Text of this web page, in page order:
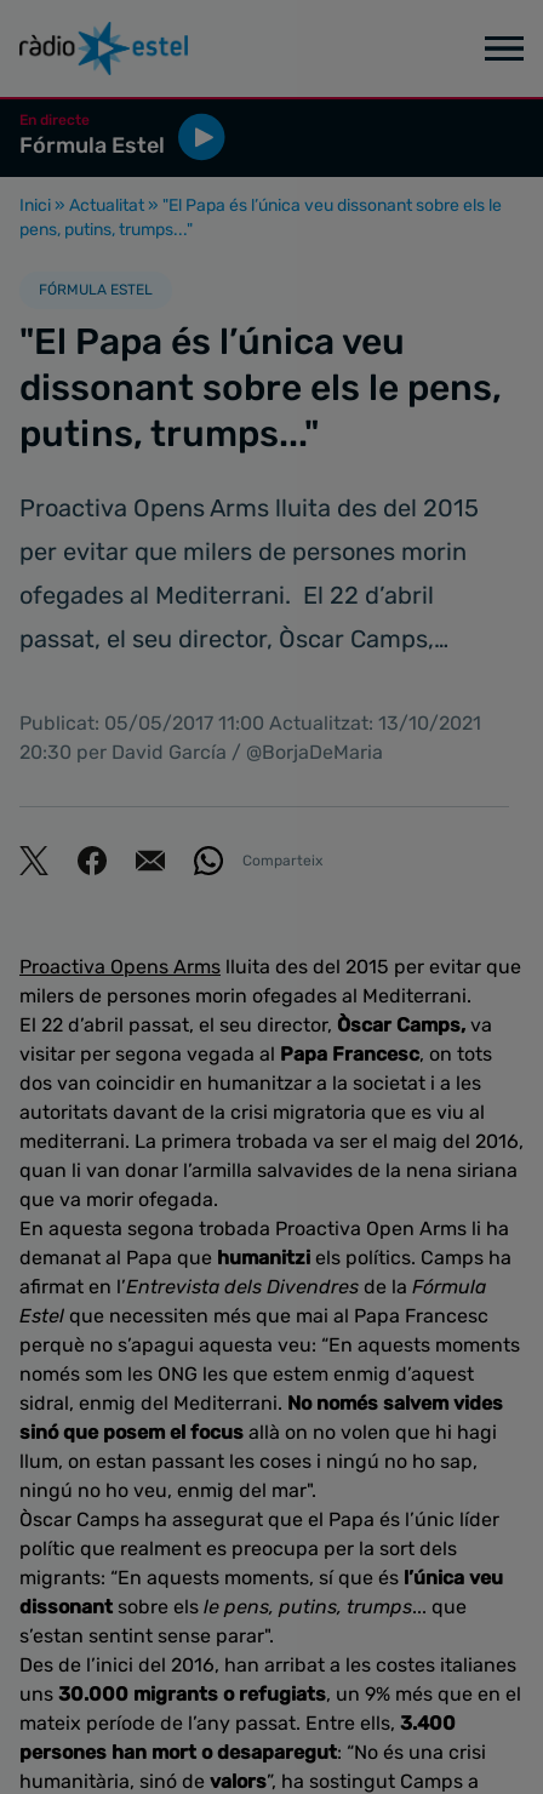
En directe
Fórmula Estel
Inici » Actualitat » "El Papa és l’única veu dissonant sobre els le
pens, putins, trumps..."
FÓRMULA ESTEL
"El Papa és l’única veu
dissonant sobre els le pens,
putins, trumps..."
Proactiva Opens Arms lluita des del 2015
per evitar que milers de persones morin
ofegades al Mediterrani. El 22 d’abril
passat, el seu director, Òscar Camps,…
Publicat: 05/05/2017 11:00 Actualitzat: 13/10/2021
20:30 per David García / @BorjaDeMaria
Comparteix
Proactiva Opens Arms lluita des del 2015 per evitar que
milers de persones morin ofegades al Mediterrani.
El 22 d’abril passat, el seu director, Òscar Camps, va
visitar per segona vegada al Papa Francesc, on tots
dos van coincidir en humanitzar a la societat i a les
autoritats davant de la crisi migratoria que es viu al
mediterrani. La primera trobada va ser el maig del 2016,
quan li van donar l’armilla salvavides de la nena siriana
que va morir ofegada.
En aquesta segona trobada Proactiva Open Arms li ha
demanat al Papa que humanitzi els polítics. Camps ha
afirmat en l’Entrevista dels Divendres de la Fórmula
Estel que necessiten més que mai al Papa Francesc
perquè no s’apagui aquesta veu: “En aquests moments
només som les ONG les que estem enmig d’aquest
sidral, enmig del Mediterrani. No només salvem vides
sinó que posem el focus allà on no volen que hi hagi
llum, on estan passant les coses i ningú no ho sap,
ningú no ho veu, enmig del mar".
Òscar Camps ha assegurat que el Papa és l’únic líder
polític que realment es preocupa per la sort dels
migrants: “En aquests moments, sí que és l’única veu
dissonant sobre els le pens, putins, trumps... que
s’estan sentint sense parar".
Des de l’inici del 2016, han arribat a les costes italianes
uns 30.000 migrants o refugiats, un 9% més que en el
mateix període de l’any passat. Entre ells, 3.400
persones han mort o desaparegut: “No és una crisi
humanitària, sinó de valors”, ha sostingut Camps a